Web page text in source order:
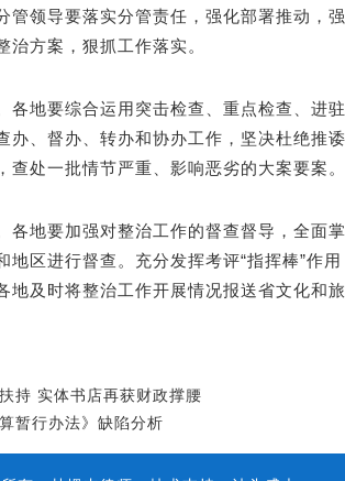
管领导要落实分管责任，强化部署推动，
方案，狠抓工作落实。
各地要综合运用突击检查、重点检查、
办、督办、转办和协办工作，坚决杜绝推
查处一批情节严重、影响恶劣的大案要案。
各地要加强对整治工作的督查督导，全
地区进行督查。充分发挥考评“指挥棒”作
地及时将整治工作开展情况报送省文化和
持 实体书店再获财政撑腰
暂行办法》缺陷分析